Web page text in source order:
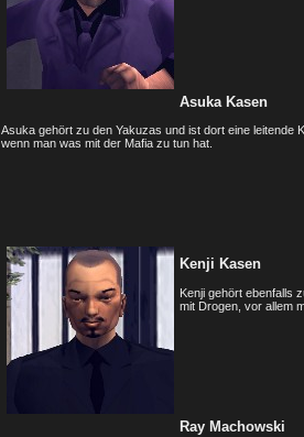
Asuka Kasen
Asuka gehört zu den Yakuzas und ist dort eine leitende
wenn man was mit der Mafia zu tun hat.
Kenji Kasen
Kenji gehört ebenfalls
mit Drogen, vor allem
Ray Machowski